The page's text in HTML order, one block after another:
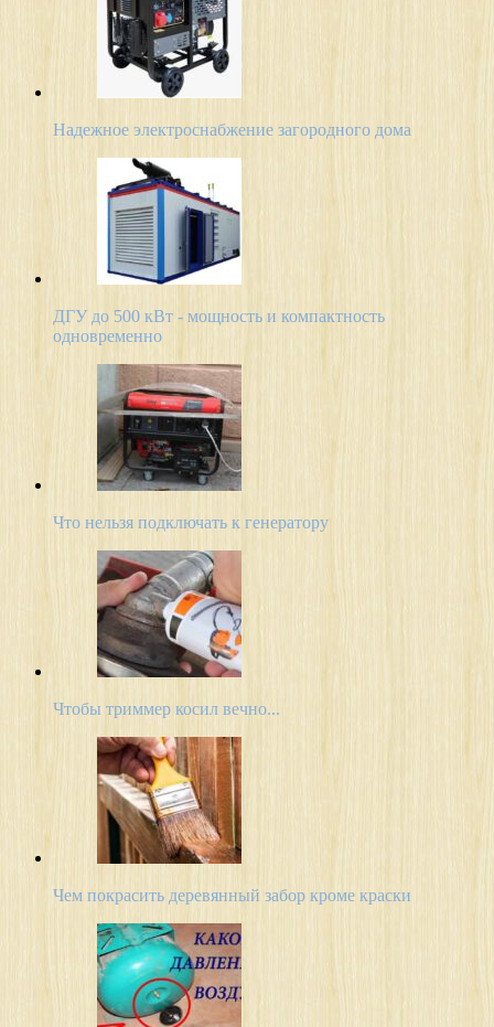
Надежное электроснабжение загородного дома
ДГУ до 500 кВт - мощность и компактность
одновременно
Что нельзя подключать к генератору
Чтобы триммер косил вечно...
Чем покрасить деревянный забор кроме краски